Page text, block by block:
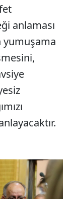
anlaması
yumuşama